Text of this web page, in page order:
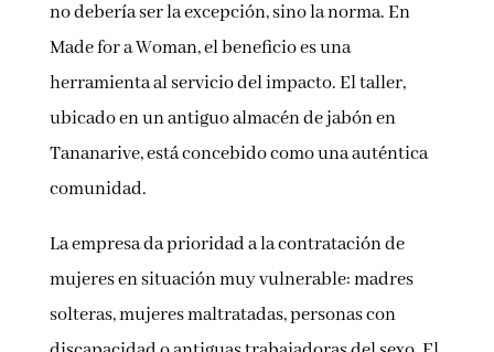
no debería ser la excepción, sino la norma. En
Made for a Woman, el beneficio es una
herramienta al servicio del impacto. El taller,
ubicado en un antiguo almacén de jabón en
Tananarive, está concebido como una auténtica
comunidad.
La empresa da prioridad a la contratación de
mujeres en situación muy vulnerable: madres
solteras, mujeres maltratadas, personas con